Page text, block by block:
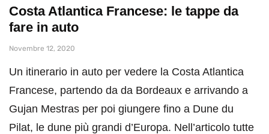
Costa Atlantica Francese: le tappe da
fare in auto
Novembre 12, 2020
Un itinerario in auto per vedere la Costa Atlantica
Francese, partendo da da Bordeaux e arrivando a
Gujan Mestras per poi giungere fino a Dune du
Pilat, le dune più grandi d’Europa. Nell’articolo tutte